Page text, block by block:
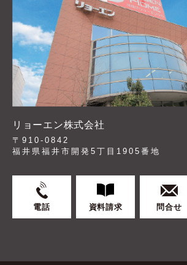
リョーエン株式会社
〒910-0842
福井県福井市開発5丁目1905番地
電話 資料請求 問合せ